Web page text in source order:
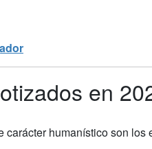
en
humanístico son